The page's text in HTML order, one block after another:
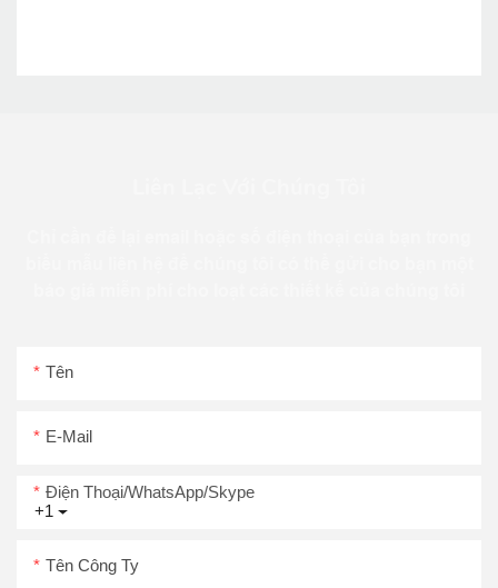
Tên
E-Mail
+1
Điện Thoại/WhatsApp/Skype
Tên Công Ty